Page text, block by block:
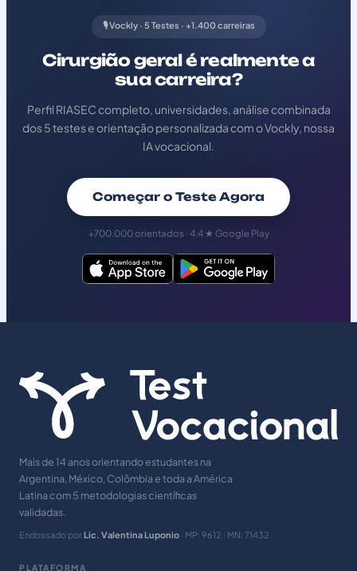
🎙️ Vockly · 5 Testes · +1.400 carreiras
Cirurgião geral é realmente a
sua carreira?
Perfil RIASEC completo, universidades, análise combinada
dos 5 testes e orientação personalizada com o Vockly, nossa
IA vocacional.
Começar o Teste Agora
+700.000 orientados · 4.4 ★ Google Play
Mais de 14 anos orientando estudantes na
Argentina, México, Colômbia e toda a América
Latina com 5 metodologias científicas
validadas.
Endossado por Lic. Valentina Luponio · MP: 9612 · MN: 71432
PLATAFORMA